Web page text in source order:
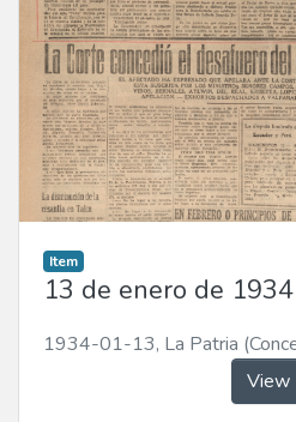
Item
13 de enero de 1934
1934-01-13, La Patria
View